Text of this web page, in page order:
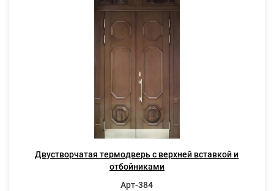
Двустворчатая термодверь с верхней вставкой и
отбойниками
Арт-384